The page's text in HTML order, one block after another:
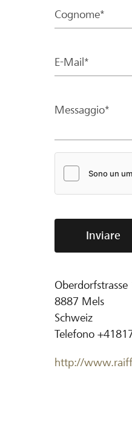
Cognome*
E-Mail*
Messaggio*
Inviare
Oberdorfstrasse
8887 Mels
Schweiz
Telefono
http://